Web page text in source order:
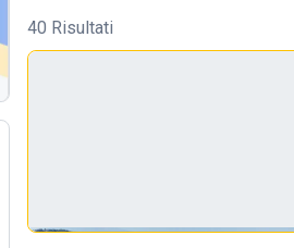
40 Risultati